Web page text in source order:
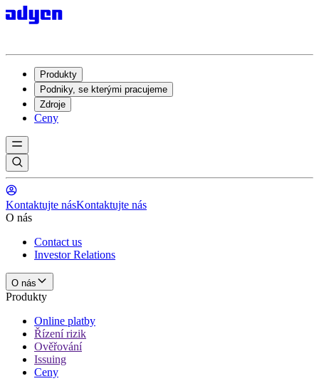
Produkty
Podniky, se kterými pracujeme
Zdroje
Ceny
Kontaktujte násKontaktujte nás
O nás
Contact us
Investor Relations
O nás
Produkty
Online platby
Řízení rizik
Ověřování
Issuing
Ceny